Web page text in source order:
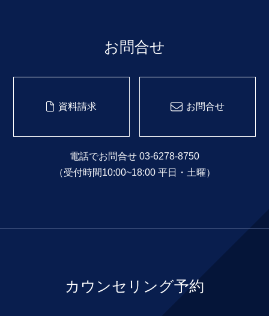
お問合せ
資料請求 お問合せ
電話でお問合せ 03-6278-8750
（受付時間10:00~18:00 平日・土曜）
カウンセリング予約